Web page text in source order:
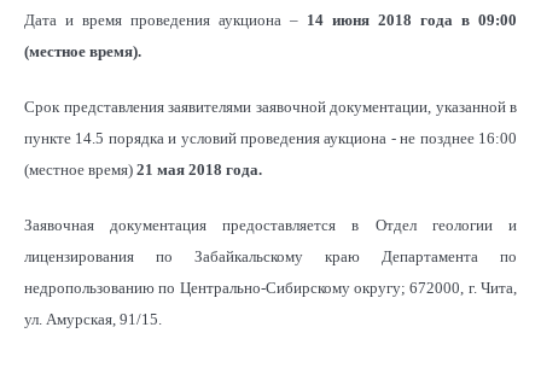
Дата и время проведения аукциона – 14 июня 2018 года в 09:00
(местное время).
Срок представления заявителями заявочной документации, указанной в
пункте 14.5 порядка и условий проведения аукциона - не позднее 16:00
(местное время) 21 мая 2018 года.
Заявочная документация предоставляется в Отдел геологии и
лицензирования по Забайкальскому краю Департамента по
недропользованию по Центрально-Сибирскому округу; 672000, г. Чита,
ул. Амурская, 91/15.